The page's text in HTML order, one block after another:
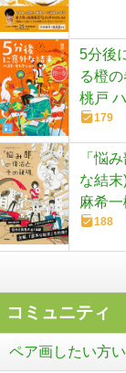
5分後
る橙
桃戸
179
「悩
な結末
麻希
188
コミュニティ
ペア画したい方